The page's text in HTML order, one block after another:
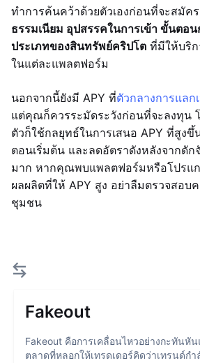
ทำการค้นคว้าด้วยตัวเองก่อนที่จะสมัคร
ธรรมเนียม อุปสรรคในการเข้า ขั้นตอน
ประเภทของสินทรัพย์คริปโต ที่มีให้บริ
ในแต่ละแพลตฟอร์ม
นอกจากนี้ยังมี APY ที่ตัวกลางการแลก
แต่คุณก็ควรระมัดระวังก่อนที่จะลงทุน
ตัวก็ใช้กลยุทธ์ในการเสนอ APY ที่สูงขึ้
ตอนเริ่มต้น และลดอัตราดังหลังจากดั
มาก หากคุณพบแพลตฟอร์มหรือโปรแ
ผลผลิตที่ให้ APY สูง อย่าลืมตรวจสอบ
ชุมชน
Fakeout
Fakeout คือการเคลื่อนไหวอย่างกะทันหั
ตลาดที่หลอกให้เทรดเดอร์คิดว่าเทรนด์ก